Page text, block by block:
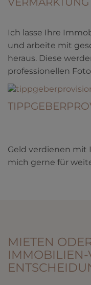
Ich lasse Ihre
und arbeite mit
heraus. Diese
professionellen
Geld verdienen mit
mich gerne für
MIETEN
IMMOBILIEN-